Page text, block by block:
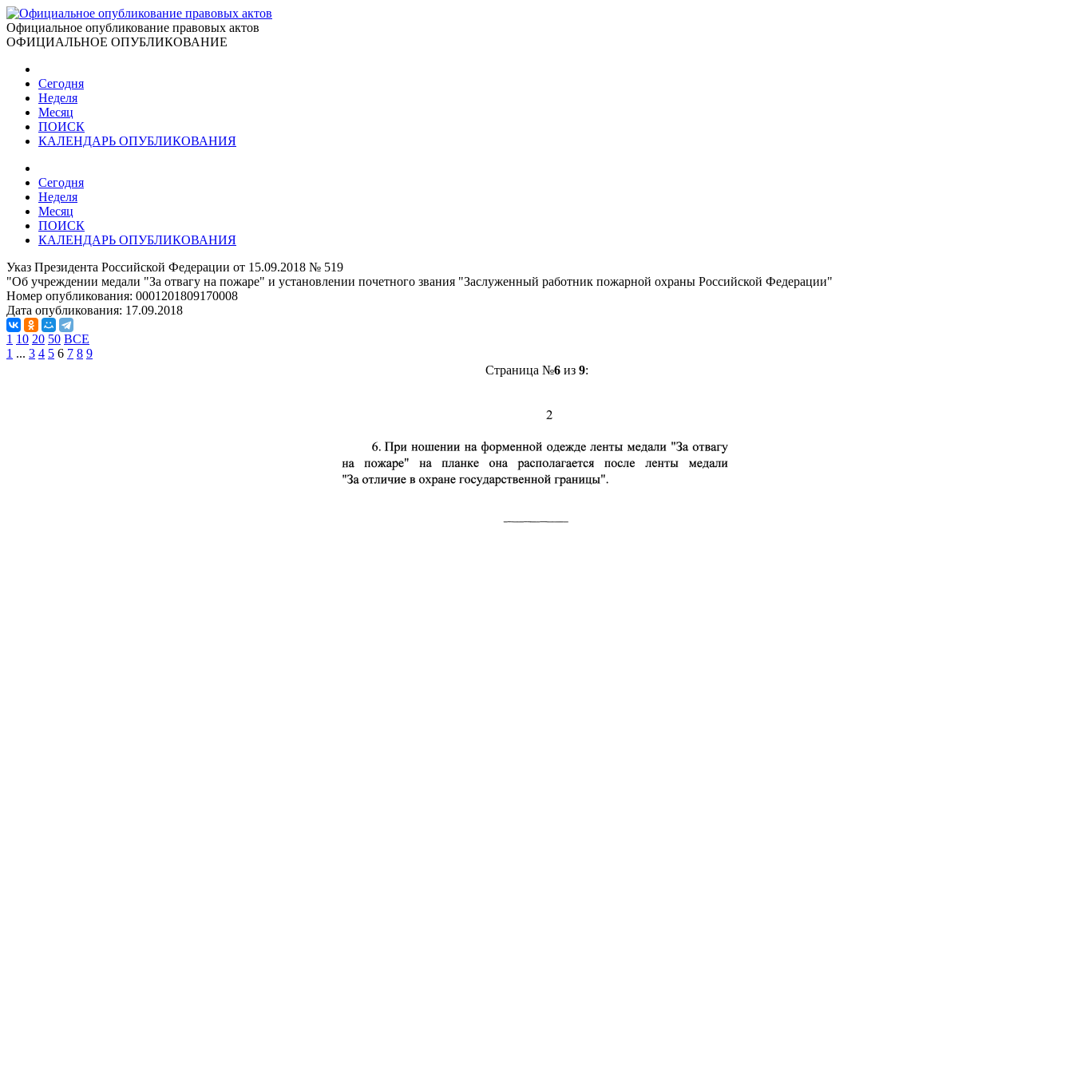
Официальное опубликование правовых актов
ОФИЦИАЛЬНОЕ ОПУБЛИКОВАНИЕ
Сегодня
Неделя
Месяц
ПОИСК
КАЛЕНДАРЬ ОПУБЛИКОВАНИЯ
Сегодня
Неделя
Месяц
ПОИСК
КАЛЕНДАРЬ ОПУБЛИКОВАНИЯ
Указ Президента Российской Федерации от 15.09.2018 № 519
"Об учреждении медали "За отвагу на пожаре" и установлении почетного звания "Заслуженный работник пожарной охраны Российской Федерации"
Номер опубликования: 0001201809170008
Дата опубликования: 17.09.2018
1 10 20 50 ВСЕ
1 ... 3 4 5 6 7 8 9
Страница №6из 9: